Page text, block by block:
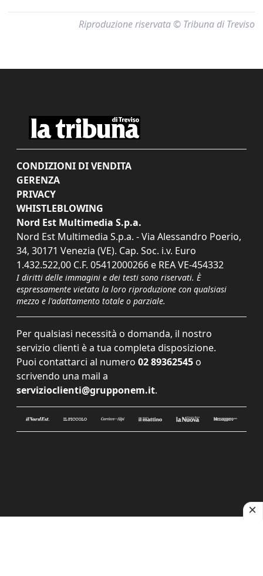
Riproduzione riservata © Tribuna di Treviso
CONDIZIONI DI VENDITA
GERENZA
PRIVACY
WHISTLEBLOWING
Nord Est Multimedia S.p.a.
Nord Est Multimedia S.p.a. - Via Alessandro Poerio,
34, 30171 Venezia (VE). Cap. Soc. i.v. Euro
1.432.522,00 C.F. 05412000266 e REA VE-454332
I diritti delle immagini e dei testi sono riservati. È
espressamente vietata la loro riproduzione con qualsiasi
mezzo e l'adattamento totale o parziale.
Per qualsiasi necessità o domanda, il nostro
servizio clienti è a tua completa disposizione.
Puoi contattarci al numero 02 89362545 o
scrivendo una mail a
servizioclienti@grupponem.it.